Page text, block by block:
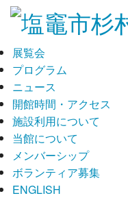
展覧会
プログラム
ニュース
開館時間・アクセス
施設利用について
当館について
メンバーシップ
ボランティア募集
ENGLISH